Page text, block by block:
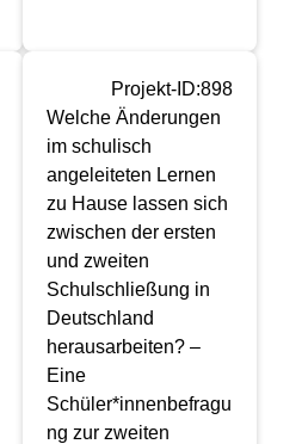
Projekt-ID:898
Welche Änderungen
im schulisch
angeleiteten Lernen
zu Hause lassen sich
zwischen der ersten
und zweiten
Schulschließung in
Deutschland
herausarbeiten? –
Eine
Schüler*innenbefragu
ng zur zweiten